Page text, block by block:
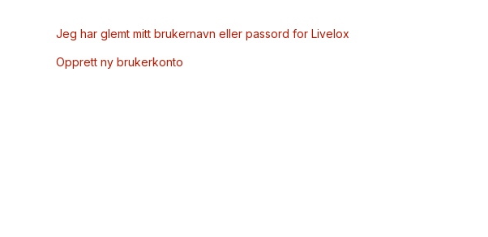
Jeg har glemt mitt brukernavn eller passord for Livelox
Opprett ny brukerkonto